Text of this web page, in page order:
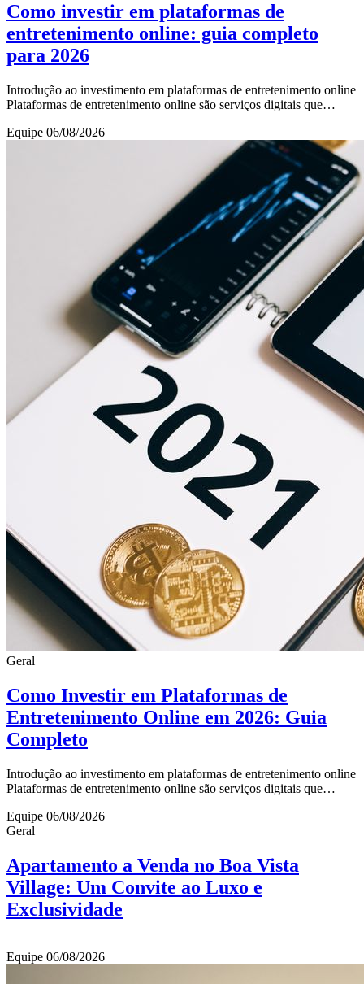
Como investir em plataformas de
entretenimento online: guia completo
para 2026
Introdução ao investimento em plataformas de entretenimento online
Plataformas de entretenimento online são serviços digitais que
Equipe 06/08/2026
Geral
Como Investir em Plataformas de
Entretenimento Online em 2026: Guia
Completo
Introdução ao investimento em plataformas de entretenimento online
Plataformas de entretenimento online são serviços digitais que
Equipe 06/08/2026
Geral
Apartamento a Venda no Boa Vista
Village: Um Convite ao Luxo e
Exclusividade
Equipe 06/08/2026